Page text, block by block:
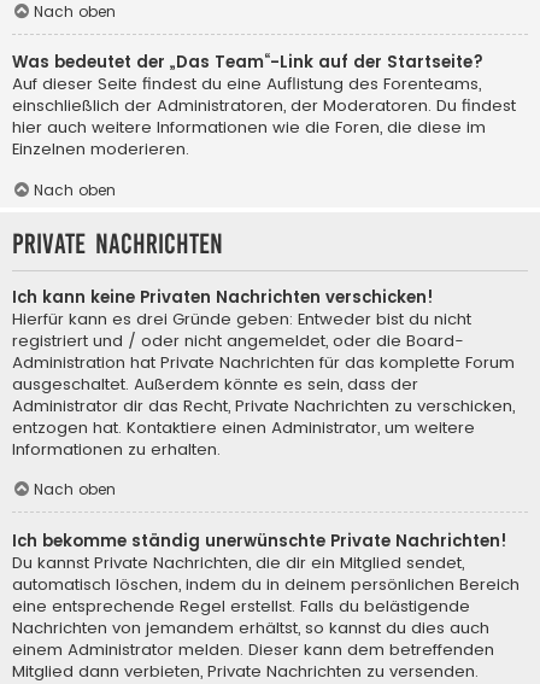
Nach oben
Was bedeutet der „Das Team“-Link auf der Startseite?
Auf dieser Seite findest du eine Auflistung des Forenteams,
einschließlich der Administratoren, der Moderatoren. Du findest
hier auch weitere Informationen wie die Foren, die diese im
Einzelnen moderieren.
Nach oben
Private Nachrichten
Ich kann keine Privaten Nachrichten verschicken!
Hierfür kann es drei Gründe geben: Entweder bist du nicht
registriert und / oder nicht angemeldet, oder die Board-
Administration hat Private Nachrichten für das komplette Forum
ausgeschaltet. Außerdem könnte es sein, dass der
Administrator dir das Recht, Private Nachrichten zu verschicken,
entzogen hat. Kontaktiere einen Administrator, um weitere
Informationen zu erhalten.
Nach oben
Ich bekomme ständig unerwünschte Private Nachrichten!
Du kannst Private Nachrichten, die dir ein Mitglied sendet,
automatisch löschen, indem du in deinem persönlichen Bereich
eine entsprechende Regel erstellst. Falls du belästigende
Nachrichten von jemandem erhältst, so kannst du dies auch
einem Administrator melden. Dieser kann dem betreffenden
Mitglied dann verbieten, Private Nachrichten zu versenden.